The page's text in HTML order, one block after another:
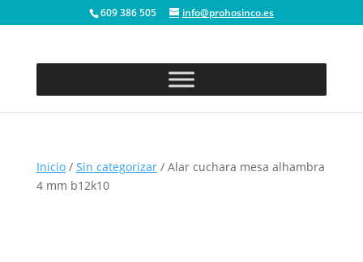
609 386 505 info@prohosinco.es
Inicio/ Sin categorizar/ Alar cuchara mesa alhambra
4 mm b12k10